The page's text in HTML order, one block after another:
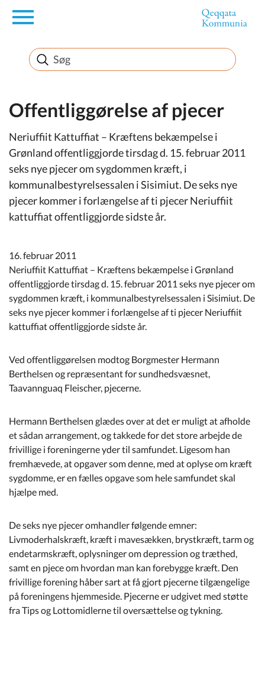
en
Borger
Erhverv
Politik
Turisme
Kommuneplan
Om Kommunen
Offentliggørelse af pjecer
Neriuffiit Kattuffiat – Kræftens bekæmpelse i
Grønland offentliggjorde tirsdag d. 15. februar 2011
seks nye pjecer om sygdommen kræft, i
kommunalbestyrelsessalen i Sisimiut. De seks nye
pjecer kommer i forlængelse af ti pjecer Neriuffiit
kattuffiat offentliggjorde sidste år.
16. februar 2011
Neriuffiit Kattuffiat – Kræftens bekæmpelse i Grønland
offentliggjorde tirsdag d. 15. februar 2011 seks nye pjecer om
sygdommen kræft, i kommunalbestyrelsessalen i Sisimiut. De
seks nye pjecer kommer i forlængelse af ti pjecer Neriuffiit
kattuffiat offentliggjorde sidste år.
Ved offentliggørelsen modtog Borgmester Hermann
Berthelsen og repræsentant for sundhedsvæsnet,
Taavannguaq Fleischer, pjecerne.
Hermann Berthelsen glædes over at det er muligt at afholde
et sådan arrangement, og takkede for det store arbejde de
frivillige i foreningerne yder til samfundet. Ligesom han
fremhævede, at opgaver som denne, med at oplyse om kræft
sygdomme, er en fælles opgave som hele samfundet skal
hjælpe med.
De seks nye pjecer omhandler følgende emner:
Livmoderhalskræft, kræft i mavesækken, brystkræft, tarm og
endetarmskræft, oplysninger om depression og træthed,
samt en pjece om hvordan man kan forebygge kræft. Den
frivillige forening håber sart at få gjort pjecerne tilgængelige
på foreningens hjemmeside. Pjecerne er udgivet med støtte
fra Tips og Lottomidlerne til oversættelse og tykning.